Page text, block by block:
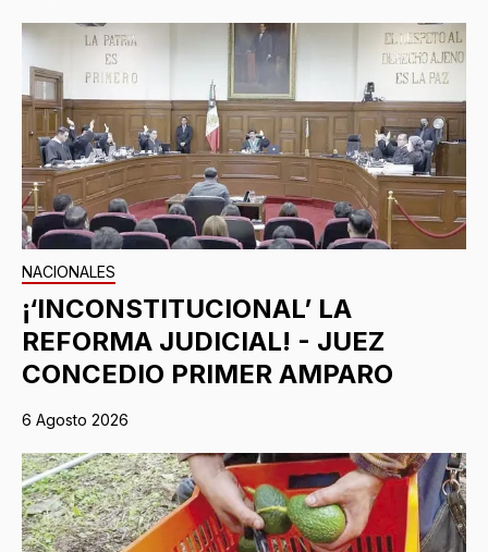
NACIONALES
¡‘INCONSTITUCIONAL’ LA
REFORMA JUDICIAL! - JUEZ
CONCEDIO PRIMER AMPARO
6 Agosto 2026